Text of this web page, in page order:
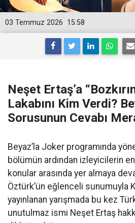
15:58
03 Temmuz 2026
Neşet Ertaş’a
Lakabını Kim Verdi?
Sorusunun Cevabı
Beyaz’la Joker programında
bölümün ardından izleyicilerin en
konular arasında yer almaya
Öztürk’ün eğlenceli sunumuyla
yayınlanan yarışmada bu kez
unutulmaz ismi Neşet Ertaş